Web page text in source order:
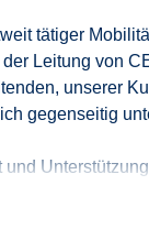
tätiger
der Leitung von
unserer
gegenseitig
und
„on